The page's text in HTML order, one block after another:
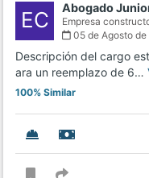
EC Abogado
Empresa
05 de Agosto
Descripción del cargo
ara un reemplazo de 6…
100% Similar